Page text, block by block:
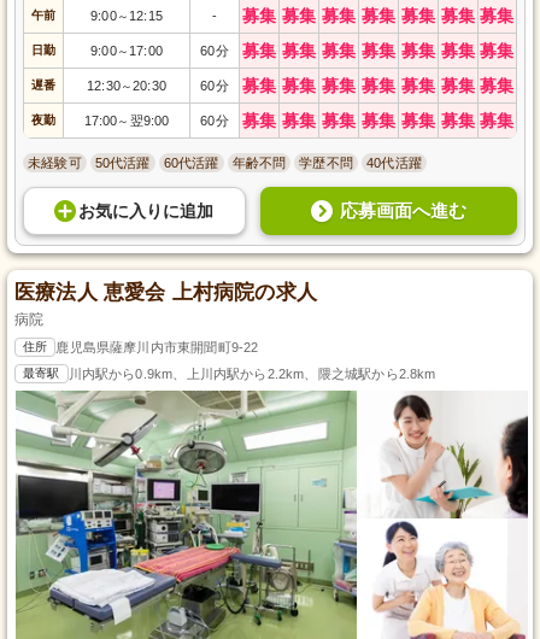
午前 9:00～ 12:15 - 募集 募集 募集 募集 募集 募集 募集
日勤 9:00～ 17:00 60分 募集 募集 募集 募集 募集 募集 募集
遅番 12:30～20:30 60分 募集 募集 募集 募集 募集 募集 募集
夜勤 17:00～ 翌9:00 60分 募集 募集 募集 募集 募集 募集 募集
未経験可 50代活躍 60代活躍 年齢不問 学歴不問 40代活躍
お気に入り に追加 応募画面へ進む
医療法人 恵愛会 上村病院の求人
病院
住所 鹿児島県薩摩川内市東開聞町9-22
最寄駅 川内駅から0.9km、上川内駅から2.2km、隈之城駅から2.8km